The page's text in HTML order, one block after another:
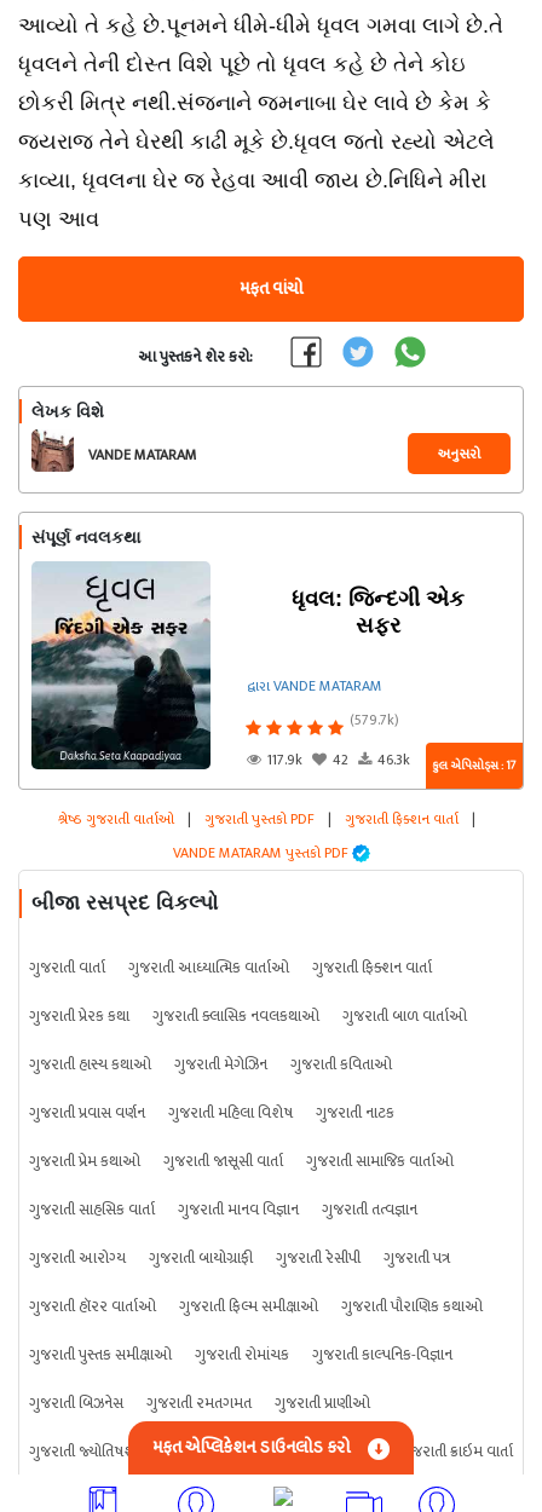
આવ્યો તે કહે છે.પૂનમને ધીમે-ધીમે ધૃવલ ગમવા લાગે છે.તે
ધૃવલને તેની દોસ્ત વિશે પૂછે તો ધૃવલ કહે છે તેને કોઇ
છોકરી મિત્ર નથી.સંજનાને જમનાબા ઘેર લાવે છે કેમ કે
જયરાજ તેને ઘેરથી કાઢી મૂકે છે.ધૃવલ જતો રહ્યો એટલે
કાવ્યા, ધૃવલના ઘેર જ રેહવા આવી જાય છે.નિધિને મીરા
પણ આવ
મફત વાંચો
આ પુસ્તકને શેર કરો:
લેખક વિશે
VANDE MATARAM અનુસરો
સંપૂર્ણ નવલકથા
ધૃવલ: જિન્દગી એક
સફર
દ્વારા VANDE MATARAM
(579.7k)
117.9k
42 46.3k કુલ એપિસોડ્સ : 17
શ્રેષ્ઠ ગુજરાતી વાર્તાઓ | ગુજરાતી પુસ્તકો PDF | ગુજરાતી ફિક્શન વાર્તા |
VANDE MATARAM પુસ્તકો PDF
બીજા રસપ્રદ વિકલ્પો
ગુજરાતી વાર્તા ગુજરાતી આધ્યાત્મિક વાર્તાઓ
ગુજરાતી ફિક્શન વાર્તા
ગુજરાતી પ્રેરક કથા
ગુજરાતી ક્લાસિક નવલકથાઓ
ગુજરાતી બાળ વાર્તાઓ
ગુજરાતી હાસ્ય કથાઓ
ગુજરાતી મેગેઝિન
ગુજરાતી કવિતાઓ
ગુજરાતી પ્રવાસ વર્ણન
ગુજરાતી મહિલા વિશેષ
ગુજરાતી નાટક
ગુજરાતી પ્રેમ કથાઓ
ગુજરાતી જાસૂસી વાર્તા
ગુજરાતી સામાજિક વાર્તાઓ
ગુજરાતી સાહસિક વાર્તા
ગુજરાતી માનવ વિજ્ઞાન
ગુજરાતી તત્વજ્ઞાન
ગુજરાતી આરોગ્ય
ગુજરાતી બાયોગ્રાફી ગુજરાતી રેસીપી
ગુજરાતી પત્ર
ગુજરાતી હૉરર વાર્તાઓ
ગુજરાતી ફિલ્મ સમીક્ષાઓ
ગુજરાતી પૌરાણિક કથાઓ
ગુજરાતી પુસ્તક સમીક્ષાઓ
ગુજરાતી રોમાંચક
ગુજરાતી કાલ્પનિક-વિજ્ઞાન
ગુજરાતી બિઝનેસ
ગુજરાતી રમતગમત
ગુજરાતી પ્રાણીઓ
ગુજરાતી જ્યોતિષશાસ્ત્ર
ગુજરાતી વિજ્ઞાન ગુજરાતી કંઈપણ ગુજરાતી ક્રાઇમ વાર્તા
મફત એપ્લિકેશન ડાઉનલોડ કરો